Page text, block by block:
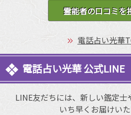
霊能者の口コミを
電話占い光華
電話占い光華 公式LINE
LINE友だちには、新しい鑑定
いち早くお届けい